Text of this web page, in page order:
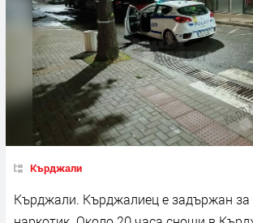
Кърджали
Кърджали. Кърджалиец е задържан за